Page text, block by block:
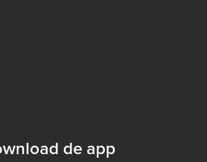
de app